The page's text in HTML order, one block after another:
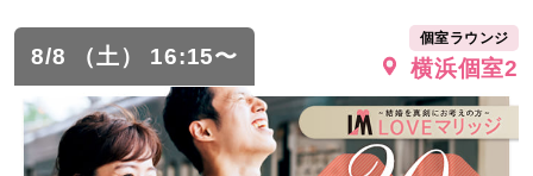
8/8 （土） 16:15〜
個室ラウンジ
横浜個室2